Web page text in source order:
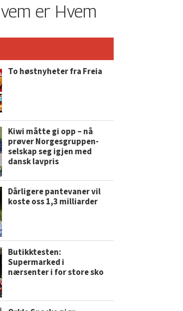
er Hvem
To høstnyheter fra Freia
Kiwi måtte gi opp – nå
prøver Norgesgruppen-
selskap seg igjen med
dansk lavpris
Dårligere pantevaner vil
koste oss 1,3 milliarder
Butikktesten:
Supermarked i
nærsenter i for store sko